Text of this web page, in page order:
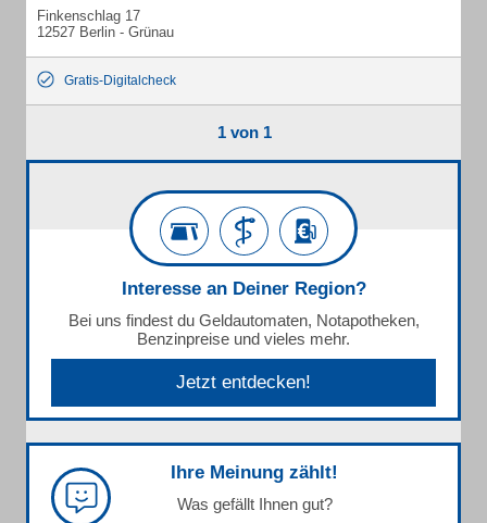
Finkenschlag 17
12527 Berlin - Grünau
Gratis-Digitalcheck
1 von 1
Interesse an Deiner Region?
Bei uns findest du Geldautomaten, Notapotheken,
Benzinpreise und vieles mehr.
Jetzt entdecken!
Ihre Meinung zählt!
Was gefällt Ihnen gut?